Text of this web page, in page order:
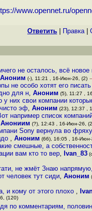
www.opennet.ru/
Ответить Правка|
не осталось, всё новое
Аноним (-), 11:21 , 16-Июн-26, (2)
не особо хотят его
для н, Аноним (5), 11:27 ,
у них свои компании
эф, Аноним (23), 12:37 ,
например список
Анониим (?), 12:43 , 16-Июн-26,
Sony вернула во
,Аноним (66), 16:05 , 16-
смешные, а
вам кто то вер, Ivan_83
не жмёт Знаю
человек тут сиди, Аноним
и кому от этого плохо ,
(120)
по комментариям,